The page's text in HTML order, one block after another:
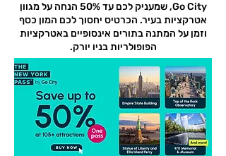
Go City, שמעניק לכם עד 50% הנחה על מגוון
אטרקציות בעיר. הכרטיס יחסוך לכם המון כסף
וזמן על המתנה בתורים אינסופיים באטרקציות
הפופולריות בניו יורק.